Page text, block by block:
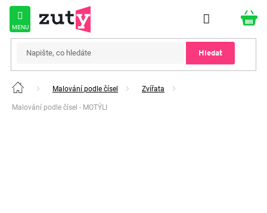
Přejít
obsah
Hledat
Domů Malování podle čísel Zvířata
Malování podle čísel - MOTÝLI